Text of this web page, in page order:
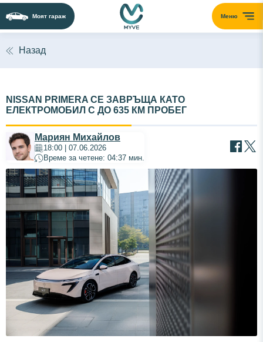
Меню
Моят гараж
Назад
NISSAN PRIMERA СЕ ЗАВРЪЩА КАТО
ЕЛЕКТРОМОБИЛ С ДО 635 КМ ПРОБЕГ
Мариян Михайлов
18:00 | 07.06.2026
Време за четене: 04:37 мин.